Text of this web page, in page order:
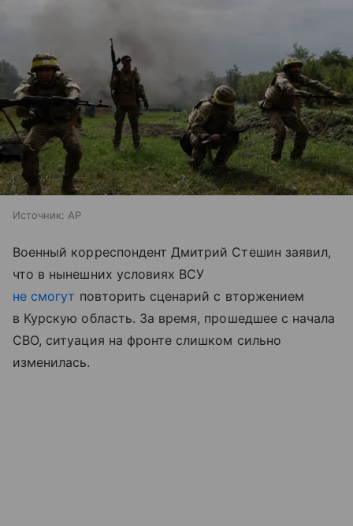
Источник: AP
Военный корреспондент Дмитрий Стешин заявил,
что в нынешних условиях ВСУ
не смогут повторить сценарий с вторжением
в Курскую область. За время, прошедшее с начала
СВО, ситуация на фронте слишком сильно
изменилась.